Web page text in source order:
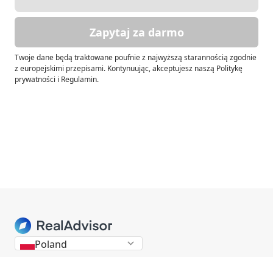
Zapytaj za darmo
Twoje dane będą traktowane poufnie z najwyższą starannością zgodnie
z europejskimi przepisami. Kontynuując, akceptujesz naszą Politykę
prywatności i Regulamin.
Poland